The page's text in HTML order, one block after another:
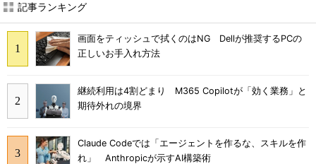
記事ランキング
画面をティッシュで拭くのはNG Dellが推奨するPCの
正しいお手入れ方法
継続利用は4割どまり M365 Copilotが「効く業務」と
期待外れの境界
Claude Codeでは「エージェントを作るな、スキルを作
れ」 Anthropicが示すAI構築術